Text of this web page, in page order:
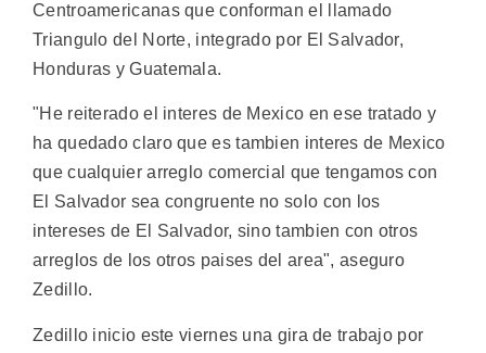
Centroamericanas que conforman el llamado
Triangulo del Norte, integrado por El Salvador,
Honduras y Guatemala.
"He reiterado el interes de Mexico en ese tratado y
ha quedado claro que es tambien interes de Mexico
que cualquier arreglo comercial que tengamos con
El Salvador sea congruente no solo con los
intereses de El Salvador, sino tambien con otros
arreglos de los otros paises del area", aseguro
Zedillo.
Zedillo inicio este viernes una gira de trabajo por